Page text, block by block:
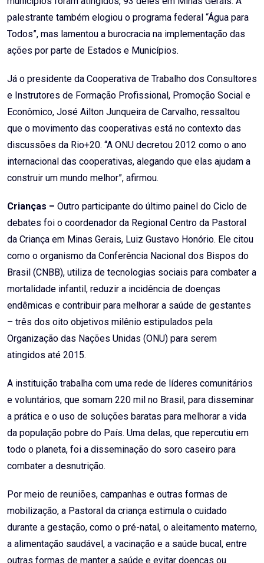
palestrante também elogiou o programa federal “Água para
Todos”, mas lamentou a burocracia na implementação das
ações por parte de Estados e Municípios.
Já o presidente da Cooperativa de Trabalho dos Consultores
e Instrutores de Formação Profissional, Promoção Social e
Econômico, José Ailton Junqueira de Carvalho, ressaltou
que o movimento das cooperativas está no contexto das
discussões da Rio+20. “A ONU decretou 2012 como o ano
internacional das cooperativas, alegando que elas ajudam a
construir um mundo melhor”, afirmou.
Crianças – Outro participante do último painel do Ciclo de
debates foi o coordenador da Regional Centro da Pastoral
da Criança em Minas Gerais, Luiz Gustavo Honório. Ele citou
como o organismo da Conferência Nacional dos Bispos do
Brasil (CNBB), utiliza de tecnologias sociais para combater a
mortalidade infantil, reduzir a incidência de doenças
endêmicas e contribuir para melhorar a saúde de gestantes
– três dos oito objetivos milênio estipulados pela
Organização das Nações Unidas (ONU) para serem
atingidos até 2015.
A instituição trabalha com uma rede de líderes comunitários
e voluntários, que somam 220 mil no Brasil, para disseminar
a prática e o uso de soluções baratas para melhorar a vida
da população pobre do País. Uma delas, que repercutiu em
todo o planeta, foi a disseminação do soro caseiro para
combater a desnutrição.
Por meio de reuniões, campanhas e outras formas de
mobilização, a Pastoral da criança estimula o cuidado
durante a gestação, como o pré-natal, o aleitamento materno,
a alimentação saudável, a vacinação e a saúde bucal, entre
outras formas de manter a saúde e evitar doenças ou